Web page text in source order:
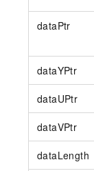
dataPtr
dataYPtr
dataUPtr
dataVPtr
dataLength